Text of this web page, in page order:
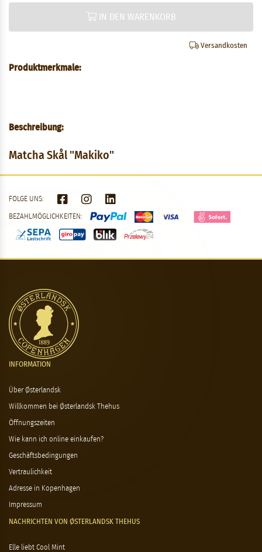
IN DEN WARENKORB
Versandkosten
Produktmerkmale:
Beschreibung:
Matcha Skål "Makiko"
FOLGE UNS:
BEZAHLMÖGLICHKEITEN:
INFORMATION
Über Østerlandsk
Willkommen bei Østerlandsk Thehus
Öffnungszeiten
Wie kann ich online einkaufen?
Geschäftsbedingungen
Vertraulichkeit
Adresse in Kopenhagen
Impressum
NACHRICHTEN VON ØSTERLANDSK THEHUS
Elle liebt Cool Mint